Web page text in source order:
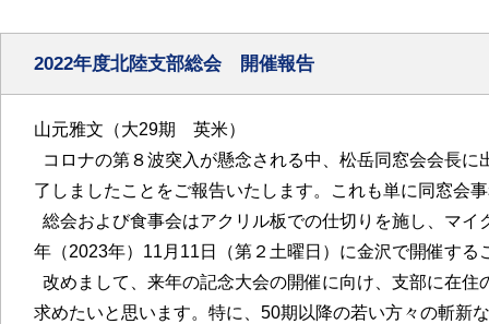
2022年度北陸支部総会 開催報告
山元雅文（大29期 英米）
コロナの第８波突入が懸念される中、松岳同窓会会長
了しましたことをご報告いたします。これも単に同窓会
総会および食事会はアクリル板での仕切りを施し、マ
年（2023年）11月11日（第２土曜日）に金沢で開催する
改めまして、来年の記念大会の開催に向け、支部に在
求めたいと思います。特に、50期以降の若い方々の斬新